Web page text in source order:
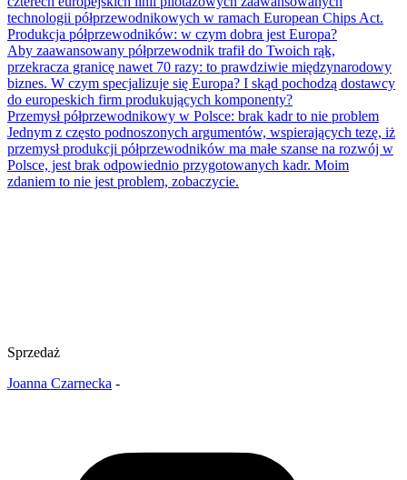
technologii półprzewodnikowych w ramach European Chips Act.
Produkcja półprzewodników: w czym dobra jest Europa?
Aby zaawansowany półprzewodnik trafił do Twoich rąk,
przekracza granicę nawet 70 razy: to prawdziwie międzynarodowy
biznes. W czym specjalizuje się Europa? I skąd pochodzą dostawcy
do europeskich firm produkujących komponenty?
Przemysł półprzewodnikowy w Polsce: brak kadr to nie problem
Jednym z często podnoszonych argumentów, wspierających tezę, iż
przemysł produkcji półprzewodników ma małe szanse na rozwój w
Polsce, jest brak odpowiednio przygotowanych kadr. Moim
zdaniem to nie jest problem, zobaczycie.
Sprzedaż
Joanna Czarnecka -